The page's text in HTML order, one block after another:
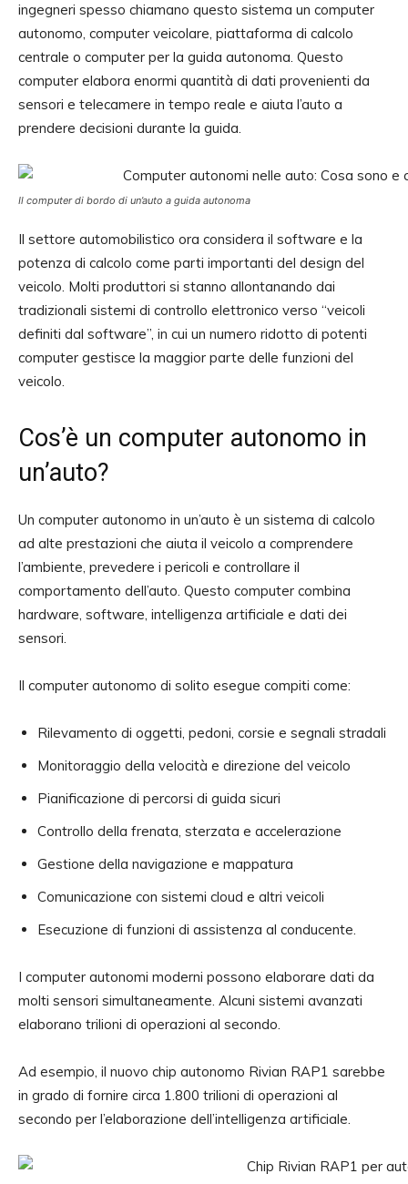
ingegneri spesso chiamano questo sistema un computer
autonomo, computer veicolare, piattaforma di calcolo
centrale o computer per la guida autonoma. Questo
computer elabora enormi quantità di dati provenienti da
sensori e telecamere in tempo reale e aiuta l’auto a
prendere decisioni durante la guida.
Il computer di bordo di un’auto a guida autonoma
Il settore automobilistico ora considera il software e la
potenza di calcolo come parti importanti del design del
veicolo. Molti produttori si stanno allontanando dai
tradizionali sistemi di controllo elettronico verso “veicoli
definiti dal software”, in cui un numero ridotto di potenti
computer gestisce la maggior parte delle funzioni del
veicolo.
Cos’è un computer autonomo in
un’auto?
Un computer autonomo in un’auto è un sistema di calcolo
ad alte prestazioni che aiuta il veicolo a comprendere
l’ambiente, prevedere i pericoli e controllare il
comportamento dell’auto. Questo computer combina
hardware, software, intelligenza artificiale e dati dei
sensori.
Il computer autonomo di solito esegue compiti come:
Rilevamento di oggetti, pedoni, corsie e segnali stradali
Monitoraggio della velocità e direzione del veicolo
Pianificazione di percorsi di guida sicuri
Controllo della frenata, sterzata e accelerazione
Gestione della navigazione e mappatura
Comunicazione con sistemi cloud e altri veicoli
Esecuzione di funzioni di assistenza al conducente.
I computer autonomi moderni possono elaborare dati da
molti sensori simultaneamente. Alcuni sistemi avanzati
elaborano trilioni di operazioni al secondo.
Ad esempio, il nuovo chip autonomo Rivian RAP1 sarebbe
in grado di fornire circa 1.800 trilioni di operazioni al
secondo per l’elaborazione dell’intelligenza artificiale.